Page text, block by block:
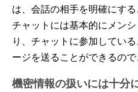
は、会話の相手を明確にす
チャットには基本的にメン
り、チャットに参加してい
ージを送ることができるの
機密情報の扱いには十分